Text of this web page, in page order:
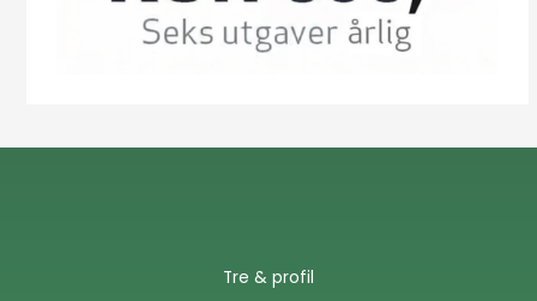
Tre & profil